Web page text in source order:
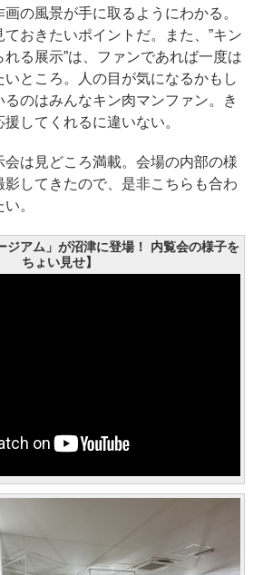
の風景が手に取るようにわかる。
おきたいポイントだ。また、”キン
る展示”は、ファンであれば一度は
ところ。人の目が気になるかもし
のはみんなキン肉マンファン。き
してくれるに違いない。
は見どころ満載。会場の内部の様
してきたので、是非こちらも合わ
。
ジアム」が沼津に登場！ 内覧会の様子を
ちょい見せ】